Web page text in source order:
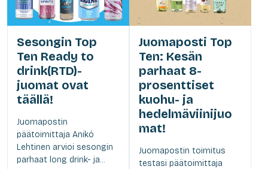
Sesongin Top
Ten Ready to
drink(RTD)-
juomat ovat
täällä!
Juomapostin
päätoimittaja Anikó
Lehtinen arvioi sesongin
parhaat long drink- ja...
Juomaposti Top
Ten: Kesän
parhaat 8-
prosenttiset
kuohu- ja
hedelmäviinijuo
mat!
Juomapostin toimitus
testasi päätoimittaja